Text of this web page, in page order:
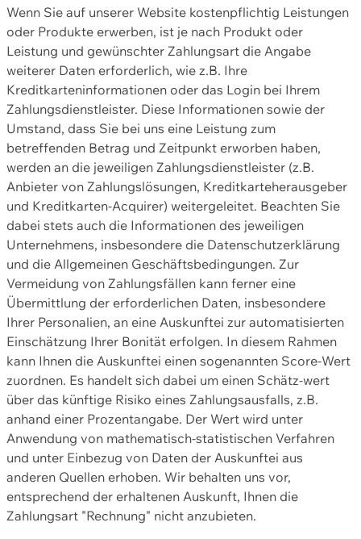
Wenn Sie auf unserer Website kostenpflichtig Leistungen
oder Produkte erwerben, ist je nach Produkt oder
Leistung und gewünschter Zahlungsart die Angabe
weiterer Daten erforderlich, wie z.B. Ihre
Kreditkarteninformationen oder das Login bei Ihrem
Zahlungsdienstleister. Diese Informationen sowie der
Umstand, dass Sie bei uns eine Leistung zum
betreffenden Betrag und Zeitpunkt erworben haben,
werden an die jeweiligen Zahlungsdienstleister (z.B.
Anbieter von Zahlungslösungen, Kreditkarteherausgeber
und Kreditkarten-Acquirer) weitergeleitet. Beachten Sie
dabei stets auch die Informationen des jeweiligen
Unternehmens, insbesondere die Datenschutzerklärung
und die Allgemeinen Geschäftsbedingungen. Zur
Vermeidung von Zahlungsfällen kann ferner eine
Übermittlung der erforderlichen Daten, insbesondere
Ihrer Personalien, an eine Auskunftei zur automatisierten
Einschätzung Ihrer Bonität erfolgen. In diesem Rahmen
kann Ihnen die Auskunftei einen sogenannten Score-Wert
zuordnen. Es handelt sich dabei um einen Schätz-wert
über das künftige Risiko eines Zahlungsausfalls, z.B.
anhand einer Prozentangabe. Der Wert wird unter
Anwendung von mathematisch-statistischen Verfahren
und unter Einbezug von Daten der Auskunftei aus
anderen Quellen erhoben. Wir behalten uns vor,
entsprechend der erhaltenen Auskunft, Ihnen die
Zahlungsart "Rechnung" nicht anzubieten.